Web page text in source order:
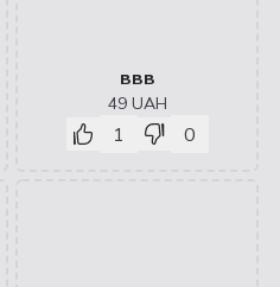
ввв
49 UAH
1 0